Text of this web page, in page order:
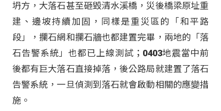
坍方，大落石甚至砸毀清水溪橋，災後橋梁原址重
建、邊坡持續加固，同樣是重災區的「和平路
段」，攔石網和攔石牆也都建置完畢，兩地的「落
石告警系統」也都已上線測試；0403地震當中前
後都有巨大落石直接掉落，後公路局就建置了落石
告警系統，一旦偵測到落石就會啟動相關的應變措
施。